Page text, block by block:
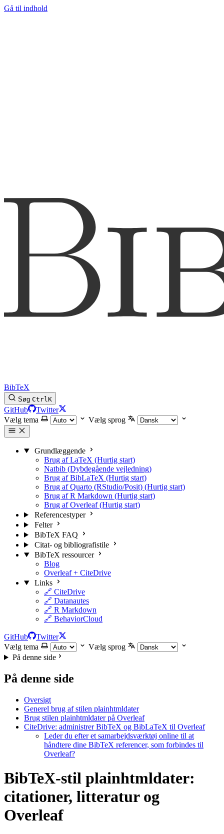
Gå til indhold
BibTeX
Søg CtrlK
GitHub
Twitter
Vælg tema
Vælg sprog
Grundlæggende
Brug af LaTeX (Hurtig start)
Natbib (Dybdegående vejledning)
Brug af BibLaTeX (Hurtig start)
Brug af Quarto (RStudio/Posit) (Hurtig start)
Brug af R Markdown (Hurtig start)
Brug af Overleaf (Hurtig start)
Referencestyper
Felter
BibTeX FAQ
Citat- og bibliografistile
BibTeX ressourcer
Blog
Overleaf + CiteDrive
Links
🔗 CiteDrive
🔗 Datanautes
🔗 R Markdown
🔗 BehaviorCloud
GitHub
Twitter
Vælg tema
Vælg sprog
På denne side
På denne side
Oversigt
Generel brug af stilen plainhtmldater
Brug stilen plainhtmldater på Overleaf
CiteDrive: administrer BibTeX og BibLaTeX til Overleaf
Leder du efter et samarbejdsværktøj online til at
håndtere dine BibTeX referencer, som forbindes til
Overleaf?
BibTeX-stil plainhtmldater:
citationer, litteratur og
Overleaf